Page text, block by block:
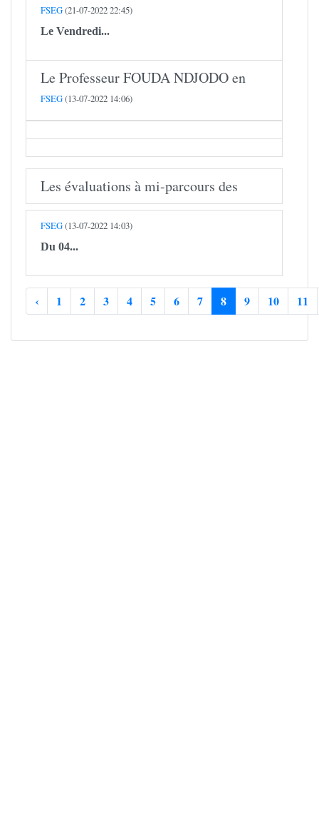
FSEG(21-07-2022 22:45)
Le Vendredi...
Le Professeur FOUDA NDJODO en
FSEG(13-07-2022 14:06)
Les évaluations à mi-parcours des
FSEG(13-07-2022 14:03)
Du 04...
‹ 1 2 3 4 5 6 7 8 9 10 11